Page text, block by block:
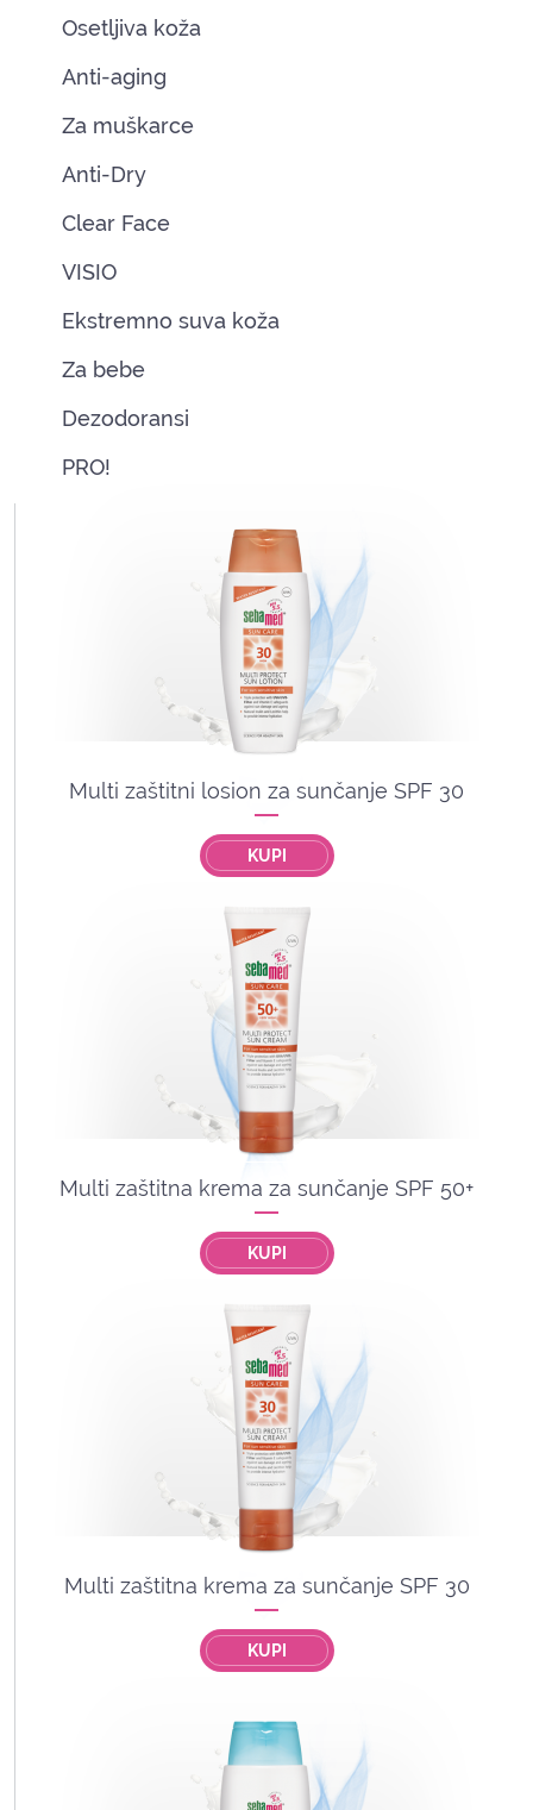
Osetljiva koža
Anti-aging
Za muškarce
Anti-Dry
Clear Face
VISIO
Ekstremno suva koža
Za bebe
Dezodoransi
PRO!
Multi zaštitni losion za sunčanje SPF 30
KUPI
Multi zaštitna krema za sunčanje SPF 50+
KUPI
Multi zaštitna krema za sunčanje SPF 30
KUPI